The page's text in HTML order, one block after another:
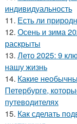
индивидуальность
11. Есть ли
12. Осень и зима
раскрыты
13. Лето 2025: 9
нашу жизнь
14. Какие
Петербурге,
путеводителях
15. Как сделать